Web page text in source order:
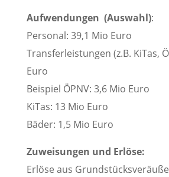
Aufwendungen (Auswahl):
Personal: 39,1 Mio Euro
Transferleistungen (z.B. KiTas,
Euro
Beispiel ÖPNV: 3,6 Mio Euro
KiTas: 13 Mio Euro
Bäder: 1,5 Mio Euro
Zuweisungen und Erlöse:
Erlöse aus